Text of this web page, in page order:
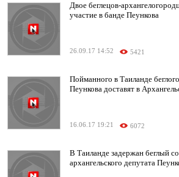
Двое беглецов-
участие в банде Пеункова
26.09.17 14:52 5421
Пойманного в Таиланде
Пеункова доставят в
16.06.17 19:21 6072
В Таиланде задержан беглый
архангельского депутата